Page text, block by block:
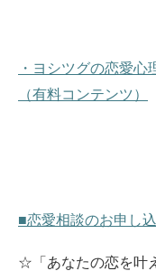
・ヨシツグの恋愛心
（有料コンテンツ）
■恋愛相談のお申し
☆「あなたの恋を叶